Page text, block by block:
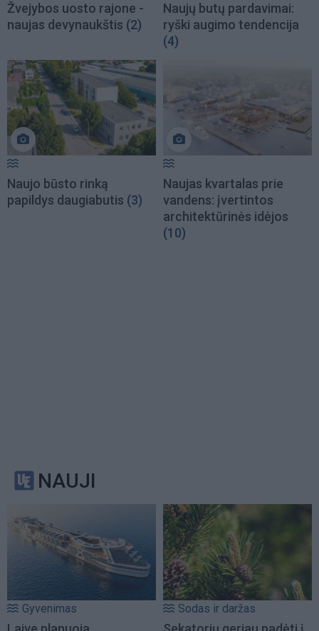
Žvejybos uosto rajone -
naujas devynaukštis (2)
Naujų butų pardavimai:
ryški augimo tendencija
(4)
Naujo būsto rinką
papildys daugiabutis (3)
Naujas kvartalas prie
vandens: įvertintos
architektūrinės idėjos
(10)
NAUJI
Gyvenimas Sodas ir daržas